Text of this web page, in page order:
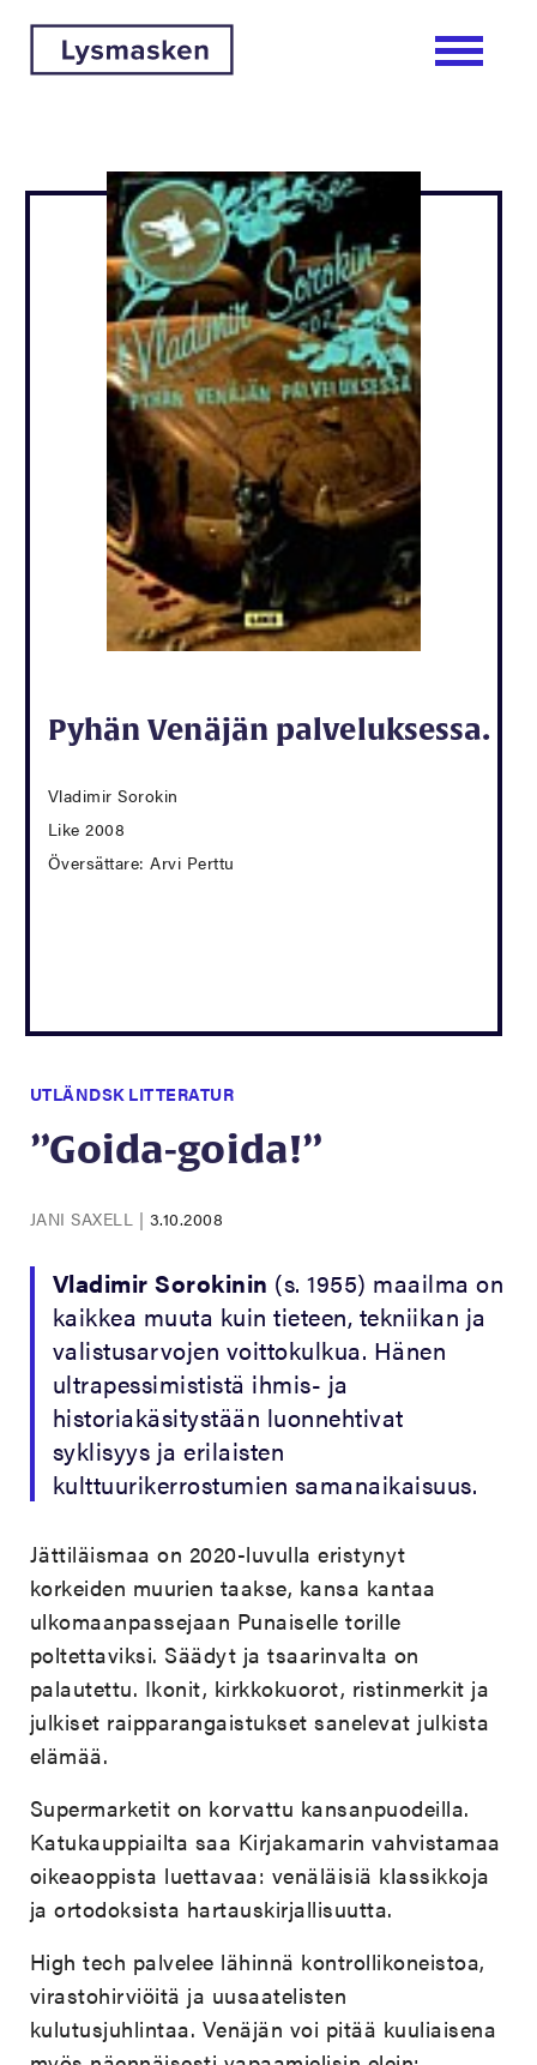
Pyhän Venäjän palveluksessa.
Vladimir Sorokin
Like 2008
Översättare: Arvi Perttu
UTLÄNDSK LITTERATUR
”Goida-goida!”
JANI SAXELL | 3.10.2008
Vladimir Sorokinin (s. 1955) maailma on
kaikkea muuta kuin tieteen, tekniikan ja
valistusarvojen voittokulkua. Hänen
ultrapessimististä ihmis- ja
historiakäsitystään luonnehtivat
syklisyys ja erilaisten
kulttuurikerrostumien samanaikaisuus.
Jättiläismaa on 2020-luvulla eristynyt
korkeiden muurien taakse, kansa kantaa
ulkomaanpassejaan Punaiselle torille
poltettaviksi. Säädyt ja tsaarinvalta on
palautettu. Ikonit, kirkkokuorot, ristinmerkit ja
julkiset raipparangaistukset sanelevat julkista
elämää.
Supermarketit on korvattu kansanpuodeilla.
Katukauppiailta saa Kirjakamarin vahvistamaa
oikeaoppista luettavaa: venäläisiä klassikkoja
ja ortodoksista hartauskirjallisuutta.
High tech palvelee lähinnä kontrollikoneistoa,
virastohirviöitä ja uusaatelisten
kulutusjuhlintaa. Venäjän voi pitää kuuliaisena